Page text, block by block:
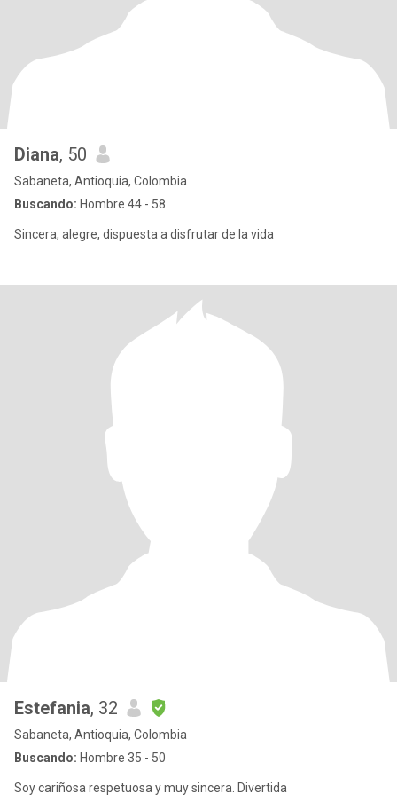
Diana, 50
Sabaneta, Antioquia, Colombia
Buscando: Hombre 44 - 58
Sincera, alegre, dispuesta a disfrutar de la vida
Estefania, 32
Sabaneta, Antioquia, Colombia
Buscando: Hombre 35 - 50
Soy cariñosa respetuosa y muy sincera. Divertida